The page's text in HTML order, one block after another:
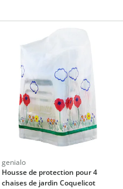
genialo
Housse de protection pour 4
chaises de jardin Coquelicot